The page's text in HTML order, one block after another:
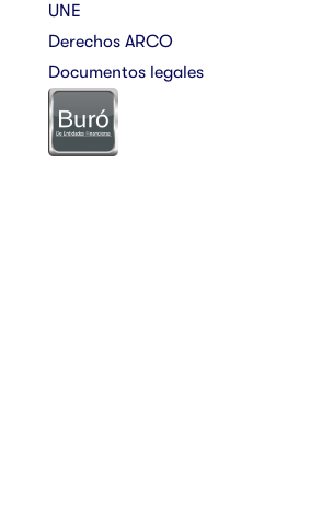
UNE
Derechos ARCO
Documentos legales